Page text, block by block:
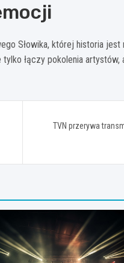
Słowika, której historia
łączy pokolenia
TVN przerywa